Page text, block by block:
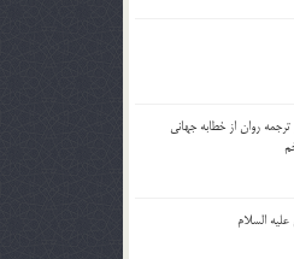
روان از خطابه جهانی
السلام